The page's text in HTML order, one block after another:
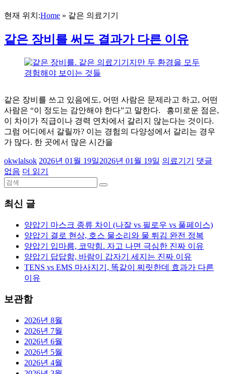
현재 위치:Home » 같은 의료기기
같은 장비를 써도 결과가 다른 이유
같은 장비를 쓰고 있음에도, 어떤 사람은 문제라고 하고, 어떤
사람은 “이 정도는 감안해야 한다”고 말한다. 흥미로운 점은,
이 차이가 직급이나 경력 연차에서 갈리지 않는다는 것이다.
그럼 어디에서 갈릴까? 이는 경험의 다양성에서 갈리는 경우
가 많다. 한 곳에서 많은 시간을
okwlalsok 2026년 01월 19일2026년 01월 19일 의료기기
댓글
없음 더 읽기
최신 글
양압기 마스크 종류 차이 (나잘 vs 필로우 vs 풀페이스)
양압기 결로 현상, 호스 물소리와 물 튀김 완전 정복
양압기 입마름, 코막힘. 자고 나면 극심한 진짜 이유
양압기 답답함, 바람이 갑자기 세지는 진짜 이유
TENS vs EMS 마사지기, 똑같이 찌릿한데 효과가 다른
이유
보관함
2026년 8월
2026년 7월
2026년 6월
2026년 5월
2026년 4월